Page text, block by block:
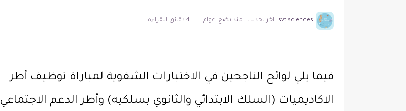
svt sciences اخر تحديث : منذ بضع اعوام 4 دقائق للقراءة
فيما يلي لوائح الناجحين في الاختبارات الشفوية لمباراة توظيف أطر
الاكاديميات (السلك الابتدائي والثانوي بسلكيه) وأطر الدعم الاجتماعي